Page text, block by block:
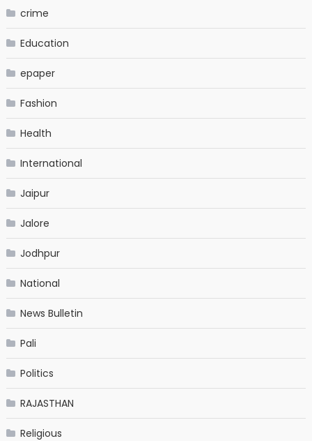
crime
Education
epaper
Fashion
Health
International
Jaipur
Jalore
Jodhpur
National
News Bulletin
Pali
Politics
RAJASTHAN
Religious